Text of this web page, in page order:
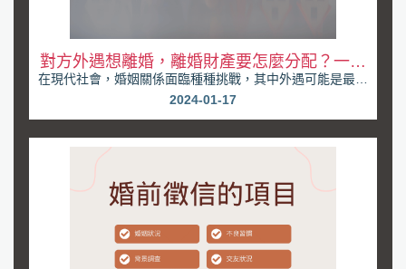
對方外遇想離婚，離婚財產要怎麼分配？一篇
教你維護權益
在現代社會，婚姻關係面臨種種挑戰，其中外遇可能是最為
嚴重的考驗之一。當對方外遇，你是否感到背叛、心碎...
2024-01-17